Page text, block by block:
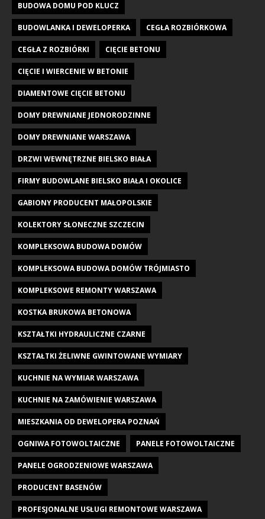
BUDOWA DOMU POD KLUCZ
BUDOWLANKA I DEWELOPERKA CEGŁA ROZBIÓRKOWA
CEGŁA Z ROZBIÓRKI CIĘCIE BETONU
CIĘCIE I WIERCENIE W BETONIE
DIAMENTOWE CIĘCIE BETONU
DOMY DREWNIANE JEDNORODZINNE
DOMY DREWNIANE WARSZAWA
DRZWI WEWNĘTRZNE BIELSKO BIAŁA
FIRMY BUDOWLANE BIELSKO BIAŁA I OKOLICE
GABIONY PRODUCENT MAŁOPOLSKIE
KOLEKTORY SŁONECZNE SZCZECIN
KOMPLEKSOWA BUDOWA DOMÓW
KOMPLEKSOWA BUDOWA DOMÓW TRÓJMIASTO
KOMPLEKSOWE REMONTY WARSZAWA
KOSTKA BRUKOWA BETONOWA
KSZTAŁTKI HYDRAULICZNE CZARNE
KSZTAŁTKI ŻELIWNE GWINTOWANE WYMIARY
KUCHNIE NA WYMIAR WARSZAWA
KUCHNIE NA ZAMÓWIENIE WARSZAWA
MIESZKANIA OD DEWELOPERA POZNAŃ
OGNIWA FOTOWOLTAICZNE PANELE FOTOWOLTAICZNE
PANELE OGRODZENIOWE WARSZAWA
PRODUCENT BASENÓW
PROFESJONALNE USŁUGI REMONTOWE WARSZAWA